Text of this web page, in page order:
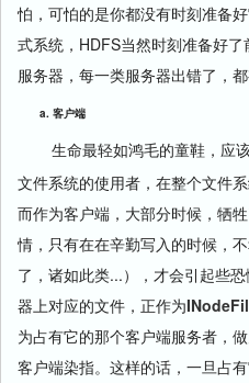
怕，可怕的是你都没有时刻准备
式系统，HDFS当然时刻准备好
服务器，每一类服务器出错了，
a. 客户端
生命最轻如鸿毛的童鞋，应
文件系统的使用者，在整个文件
而作为客户端，大部分时候，牺
情，只有在在辛勤写入的时候，
了，诸如此类...），才会引起些
器上对应的文件，正作为
为占有它的那个客户端服务者，
客户端染指。这样的话，一旦占